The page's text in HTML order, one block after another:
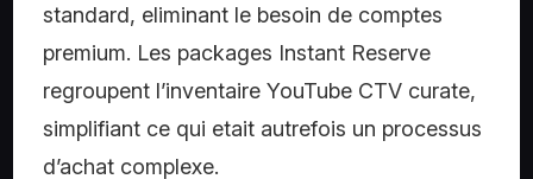
standard, eliminant le besoin de comptes
premium. Les packages Instant Reserve
regroupent l’inventaire YouTube CTV curate,
simplifiant ce qui etait autrefois un processus
d’achat complexe.